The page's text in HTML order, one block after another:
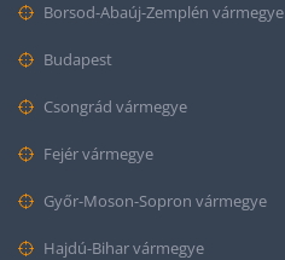
Borsod-Abaúj-Zemplén vármegye
Budapest
Csongrád vármegye
Fejér vármegye
Győr-Moson-Sopron vármegye
Hajdú-Bihar vármegye